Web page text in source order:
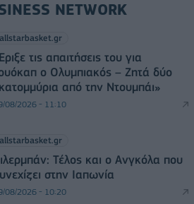
NETWORK
allstarbasket.gr
τις απαιτήσεις του για
ο Ολυμπιακός – Ζητά δύο
από την Ντουμπάι»
08/2026 - 11:10
allstarbasket.gr
Τέλος και ο Ανγκόλα που
στην Ιαπωνία
08/2026 - 10:20